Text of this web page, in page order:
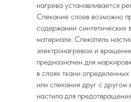
нагрева устанавливается
Спекание слоев возможно
содержании синтетических
материале. Спекатель
электронагревом и
предназначен для
в слоях ткани
или спекания друг с другом
настила для